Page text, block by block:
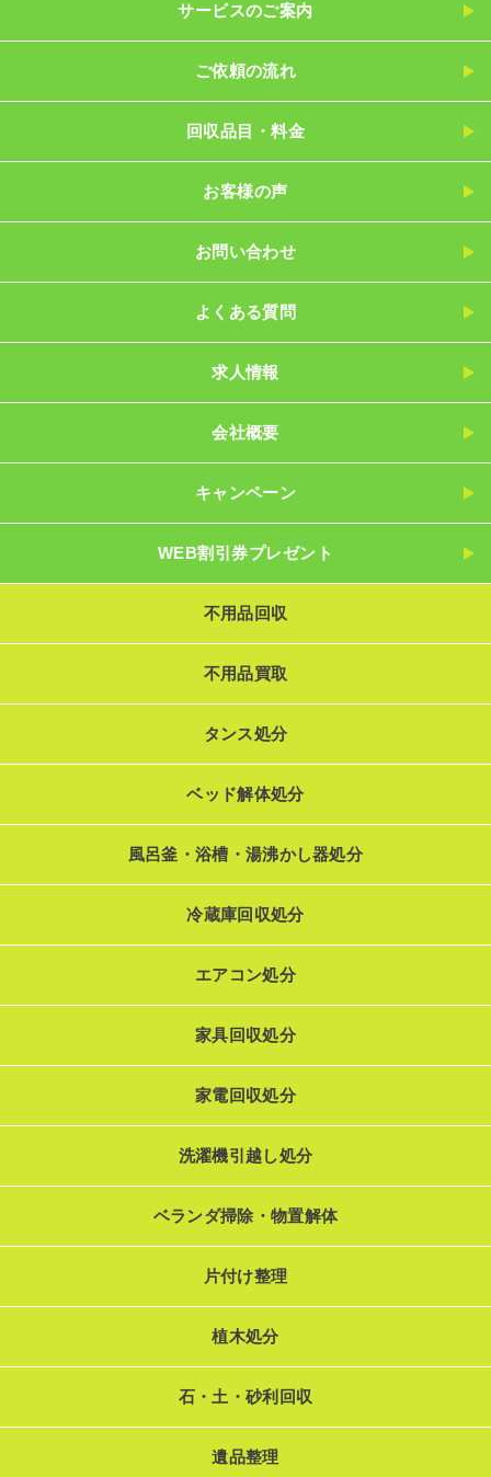
サービスのご案内
ご依頼の流れ
回収品目・料金
お客様の声
お問い合わせ
よくある質問
求人情報
会社概要
キャンペーン
WEB割引券プレゼント
不用品回収
不用品買取
タンス処分
ベッド解体処分
風呂釜・浴槽・湯沸かし器処分
冷蔵庫回収処分
エアコン処分
家具回収処分
家電回収処分
洗濯機引越し処分
ベランダ掃除・物置解体
片付け整理
植木処分
石・土・砂利回収
遺品整理